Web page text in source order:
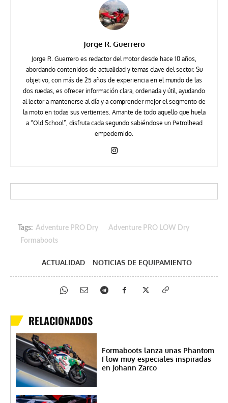
Jorge R. Guerrero
Jorge R. Guerrero es redactor del motor desde hace 10 años,
abordando contenidos de actualidad y temas clave del sector. Su
objetivo, con más de 25 años de experiencia en el mundo de las
dos ruedas, es ofrecer información clara, ordenada y útil, ayudando
al lector a mantenerse al día y a comprender mejor el segmento de
la moto en todas sus vertientes. Amante de todo aquello que huela
a “Old School”, disfruta cada segundo sabiéndose un Petrolhead
empedernido.
Tags: Adventure PRO Dry
Adventure PRO LOW Dry
Formaboots
ACTUALIDAD NOTICIAS DE EQUIPAMIENTO
RELACIONADOS
Formaboots lanza unas Phantom
Flow muy especiales inspiradas
en Johann Zarco